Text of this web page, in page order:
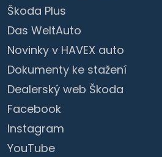
Škoda Plus
Das WeltAuto
Novinky v HAVEX auto
Dokumenty ke stažení
Dealerský web Škoda
Facebook
Instagram
YouTube